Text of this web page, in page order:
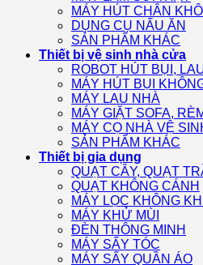
MÁY HÚT CHÂN
DỤNG CỤ NẤU ĂN
SẢN PHẨM KHÁC
Thiết bị vệ sinh nhà cửa
ROBOT HÚT BỤI,
MÁY HÚT BỤI
MÁY LAU NHÀ
MÁY GIẶT SOFA,
MÁY CỌ NHÀ VỆ
SẢN PHẨM KHÁC
Thiết bị gia dụng
QUẠT CÂY, QUẠT
QUẠT KHÔNG CÁNH
MÁY LỌC KHÔNG
MÁY KHỬ MÙI
ĐÈN THÔNG MINH
MÁY SẤY TÓC
MÁY SẤY QUẦN ÁO